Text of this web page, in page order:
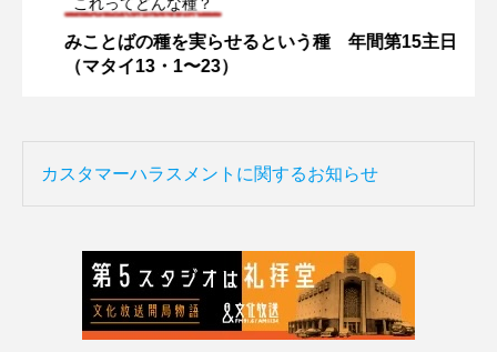
これってどんな種？
みことばの種を実らせるという種 年間第15主日
（マタイ13・1〜23）
カスタマーハラスメントに関するお知らせ